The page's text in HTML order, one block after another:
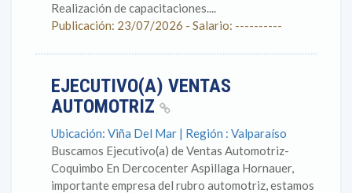
Realización de capacitaciones....
Publicación: 23/07/2026 - Salario: ----------
EJECUTIVO(A) VENTAS
AUTOMOTRIZ
Ubicación: Viña Del Mar | Región : Valparaíso
Buscamos Ejecutivo(a) de Ventas Automotriz-
Coquimbo En Dercocenter Aspillaga Hornauer,
importante empresa del rubro automotriz, estamos